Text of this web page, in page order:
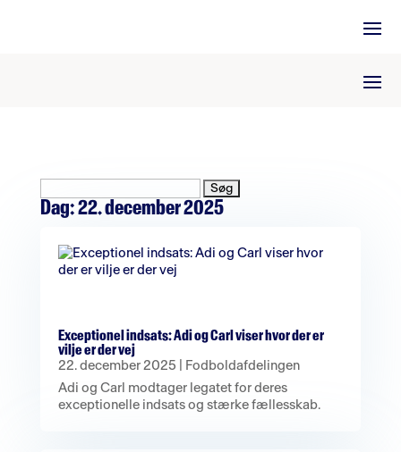
efter:
Dag:22. december 2025
Exceptionel indsats: Adi og Carl viser hvor der er
vilje er der vej
22. december 2025
Fodboldafdelingen
Adi og Carl modtager legatet for deres
exceptionelle indsats og stærke fællesskab.